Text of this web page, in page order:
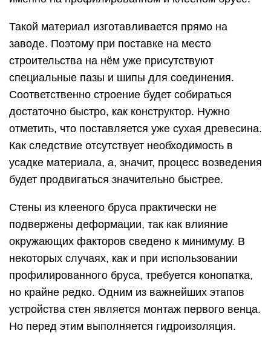
Такой материал изготавливается прямо на
заводе. Поэтому при поставке на место
строительства на нём уже присутствуют
специальные пазы и шипы для соединения.
Соответственно строение будет собираться
достаточно быстро, как конструктор. Нужно
отметить, что поставляется уже сухая древесина.
Как следствие отсутствует необходимость в
усадке материала, а, значит, процесс возведения
будет продвигаться значительно быстрее.
Стены из клееного бруса практически не
подвержены деформации, так как влияние
окружающих факторов сведено к минимуму. В
некоторых случаях, как и при использовании
профилированного бруса, требуется конопатка,
но крайне редко. Одним из важнейших этапов
устройства стен является монтаж первого венца.
Но перед этим выполняется гидроизоляция.